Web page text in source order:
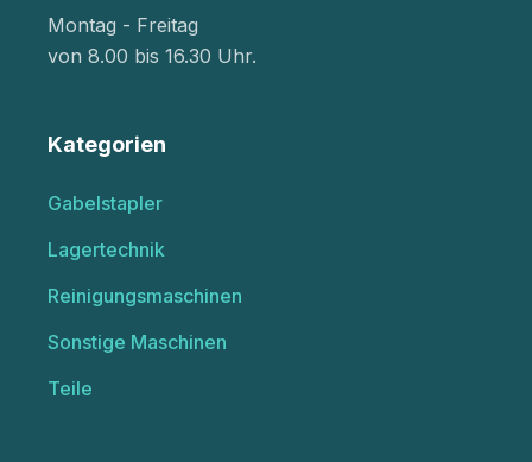
Montag - Freitag
von 8.00 bis 16.30 Uhr.
Kategorien
Gabelstapler
Lagertechnik
Reinigungsmaschinen
Sonstige Maschinen
Teile